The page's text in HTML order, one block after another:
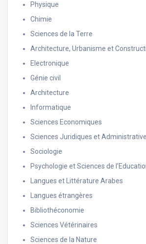
Physique
Chimie
Sciences de la Terre
Architecture, Urbanisme et
Electronique
Génie civil
Architecture
Informatique
Sciences Economiques
Sciences Juridiques et
Sociologie
Psychologie et Sciences de
Langues et Littérature Arabes
Langues étrangères
Bibliothéconomie
Sciences Vétérinaires
Sciences de la Nature